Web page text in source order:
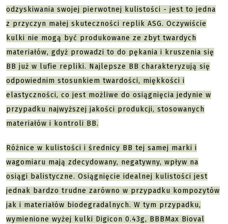
odzyskiwania swojej pierwotnej kulistości - jest to jedna
z przyczyn małej skuteczności replik ASG. Oczywiście
kulki nie mogą być produkowane ze zbyt twardych
materiałów, gdyż prowadzi to do pękania i kruszenia się
BB już w lufie repliki. Najlepsze BB charakteryzują się
odpowiednim stosunkiem twardości, miękkości i
elastyczności, co jest możliwe do osiągnięcia jedynie w
przypadku najwyższej jakości produkcji, stosowanych
materiałów i kontroli BB.
Różnice w kulistości i średnicy BB tej samej marki i
wagomiaru mają zdecydowany, negatywny, wpływ na
osiągi balistyczne. Osiągnięcie idealnej kulistości jest
jednak bardzo trudne zarówno w przypadku kompozytów
jak i materiałów biodegradalnych. W tym przypadku,
wymienione wyżej kulki Digicon 0.43g, BBBMax Bioval